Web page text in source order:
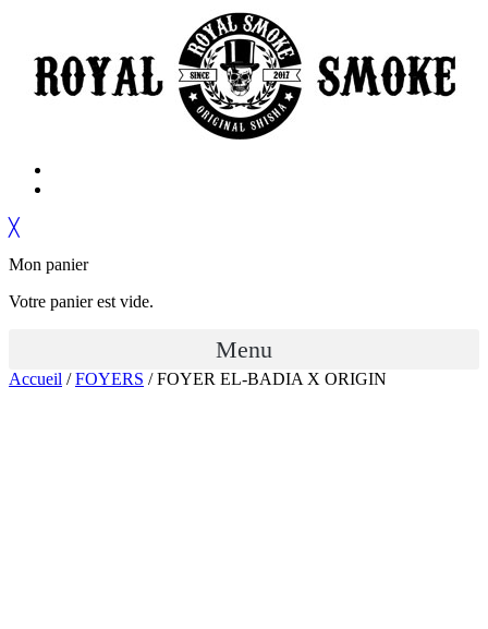
╳
Mon panier
Votre panier est vide.
Menu
Accueil /FOYERS / FOYER EL-BADIA X ORIGIN